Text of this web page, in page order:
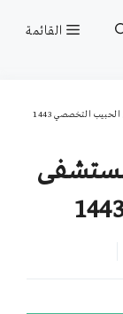
القائمة
التخصصي 1443